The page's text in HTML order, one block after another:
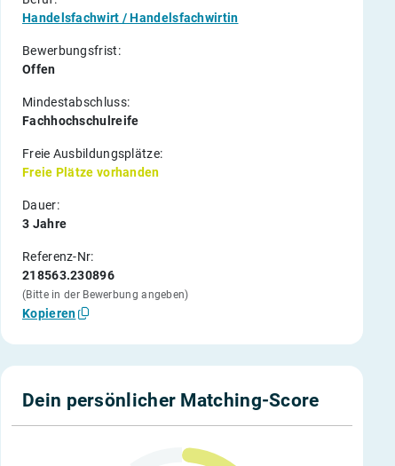
Handelsfachwirt / Handelsfachwirtin
Bewerbungsfrist:
Offen
Mindestabschluss:
Fachhochschulreife
Freie Ausbildungsplätze:
Freie Plätze vorhanden
Dauer:
3 Jahre
Referenz-Nr:
218563.230896
(Bitte in der Bewerbung angeben)
Kopieren
Dein persönlicher Matching-Score